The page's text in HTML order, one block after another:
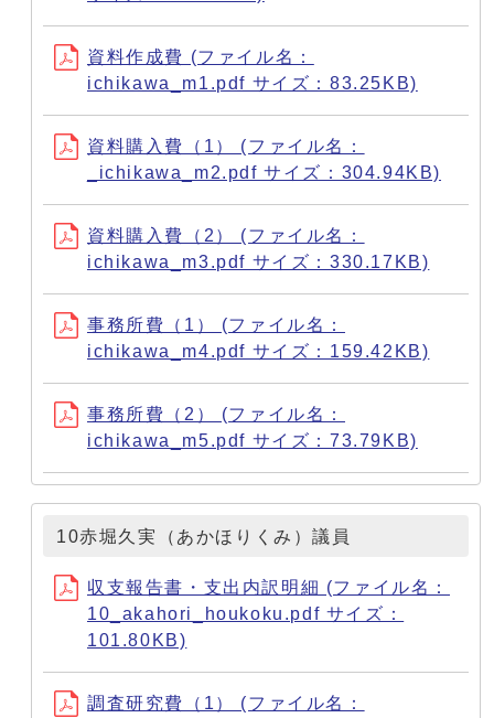
資料作成費 (ファイル名：
ichikawa_m1.pdf サイズ：83.25KB)
資料購入費（1） (ファイル名：
_ichikawa_m2.pdf サイズ：304.94KB)
資料購入費（2） (ファイル名：
ichikawa_m3.pdf サイズ：330.17KB)
事務所費（1） (ファイル名：
ichikawa_m4.pdf サイズ：159.42KB)
事務所費（2） (ファイル名：
ichikawa_m5.pdf サイズ：73.79KB)
10赤堀久実（あかほりくみ）議員
収支報告書・支出内訳明細 (ファイル名：
10_akahori_houkoku.pdf サイズ：
101.80KB)
調査研究費（1） (ファイル名：